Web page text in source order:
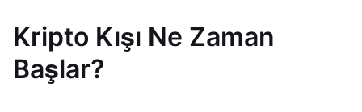
Kripto Kışı Ne Zaman
Başlar?